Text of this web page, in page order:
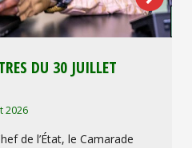
DU 30 JUILLET
2026
de l’État, le Camarade